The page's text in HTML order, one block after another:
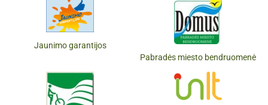
Jaunimo garantijos
Pabradės miesto bendruomenė